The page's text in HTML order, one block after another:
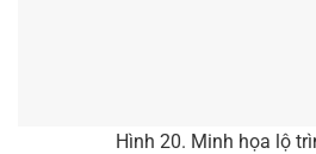
Hình 20. Minh họa lộ